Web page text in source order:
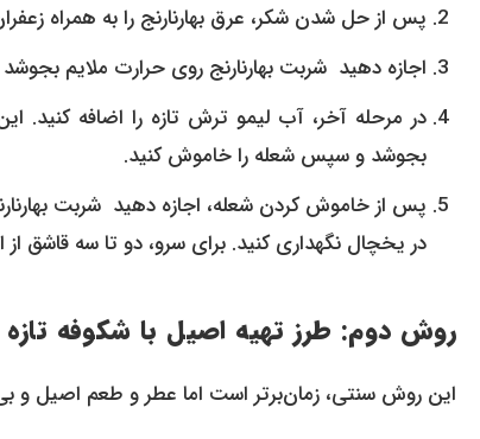
پس از حل شدن شکر، عرق بهارنارنج را به همراه
اجازه دهید شربت بهارنارنج روی حرارت ملایم
بجوشد و سپس شعله را خاموش کنید.
پس از خاموش کردن شعله، اجازه دهید شربت
در یخچال نگهداری کنید. برای سرو، دو تا سه قاشق
روش دوم: طرز تهیه اصیل با شکوفه تازه
این روش سنتی، زمان‌برتر است اما عطر و طعم اصیل